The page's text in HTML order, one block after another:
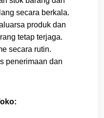
secara berkala.
produk dan
tetap terjaga.
secara rutin.
penerimaan dan